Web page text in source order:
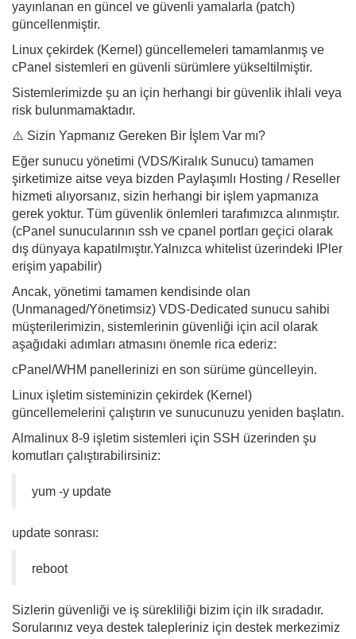
yayınlanan en güncel ve güvenli yamalarla (patch)
güncellenmiştir.
Linux çekirdek (Kernel) güncellemeleri tamamlanmış ve
cPanel sistemleri en güvenli sürümlere yükseltilmiştir.
Sistemlerimizde şu an için herhangi bir güvenlik ihlali veya
risk bulunmamaktadır.
⚠️ Sizin Yapmanız Gereken Bir İşlem Var mı?
Eğer sunucu yönetimi (VDS/Kiralık Sunucu) tamamen
şirketimize aitse veya bizden Paylaşımlı Hosting / Reseller
hizmeti alıyorsanız, sizin herhangi bir işlem yapmanıza
gerek yoktur. Tüm güvenlik önlemleri tarafımızca alınmıştır.
(cPanel sunucularının ssh ve cpanel portları geçici olarak
dış dünyaya kapatılmıştır.Yalnızca whitelist üzerindeki IPler
erişim yapabilir)
Ancak, yönetimi tamamen kendisinde olan
(Unmanaged/Yönetimsiz) VDS-Dedicated sunucu sahibi
müşterilerimizin, sistemlerinin güvenliği için acil olarak
aşağıdaki adımları atmasını önemle rica ederiz:
cPanel/WHM panellerinizi en son sürüme güncelleyin.
Linux işletim sisteminizin çekirdek (Kernel)
güncellemelerini çalıştırın ve sunucunuzu yeniden başlatın.
Almalinux 8-9 işletim sistemleri için SSH üzerinden şu
komutları çalıştırabilirsiniz:
yum -y update
update sonrası:
reboot
Sizlerin güvenliği ve iş sürekliliği bizim için ilk sıradadır.
Sorularınız veya destek talepleriniz için destek merkezimiz